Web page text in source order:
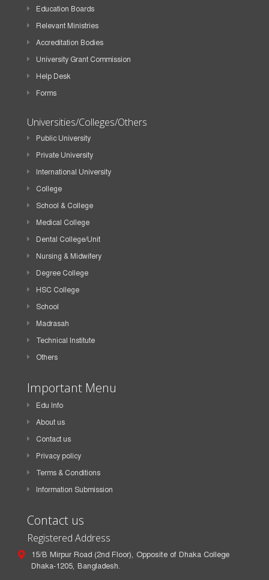
Education Boards
Relevant Ministries
Accreditation Bodies
University Grant Commission
Help Desk
Forms
Universities/Colleges/Others
Public University
Private University
International University
College
School & College
Medical College
Dental College/Unit
Nursing & Midwifery
Degree College
HSC College
School
Madrasah
Technical Institute
Others
Important Menu
Edu Info
About us
Contact us
Privacy policy
Terms & Conditions
Information Submission
Contact us
Registered Address
15/B Mirpur Road (2nd Floor), Opposite of Dhaka College
Dhaka-1205, Bangladesh.